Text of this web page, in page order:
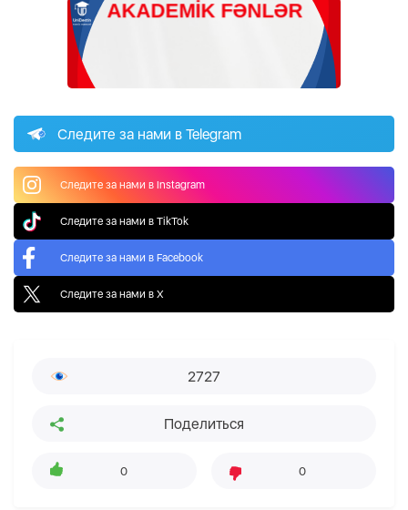
Следите за нами в Telegram
Следите за нами в Instagram
Следите за нами в TikTok
Следите за нами в Facebook
Следите за нами в X
2727
Поделиться
0 0